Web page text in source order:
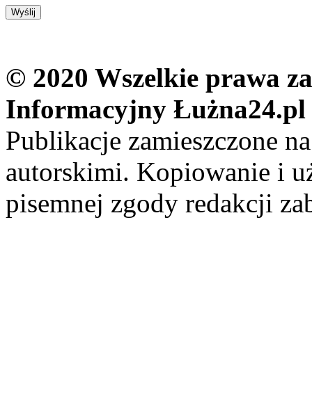
© 2020 Wszelkie prawa
Informacyjny Łużna24.pl
Publikacje zamieszczone
autorskimi. Kopiowanie i
pisemnej zgody redakcji